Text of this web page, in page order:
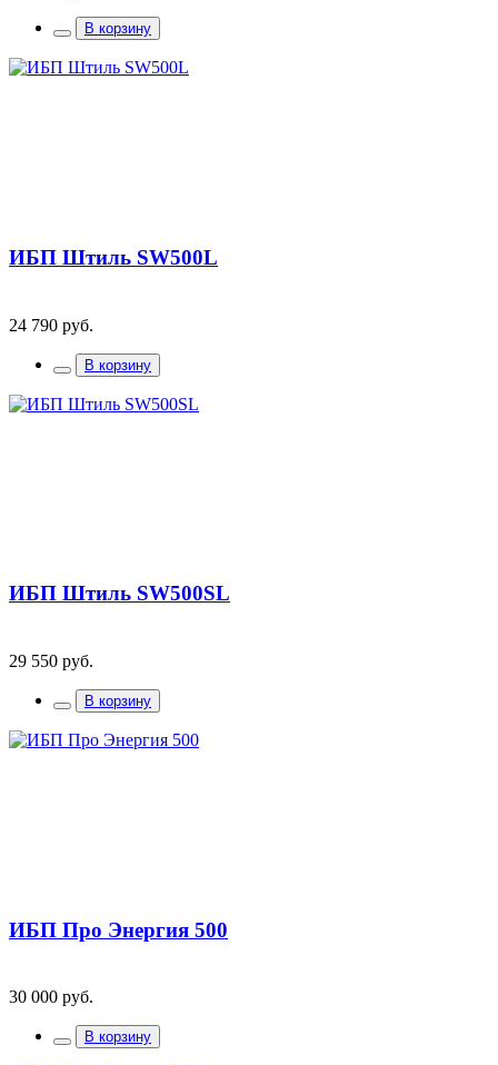
В корзину
ИБП Штиль SW500L
24 790 руб.
В корзину
ИБП Штиль SW500SL
29 550 руб.
В корзину
ИБП Про Энергия 500
30 000 руб.
В корзину